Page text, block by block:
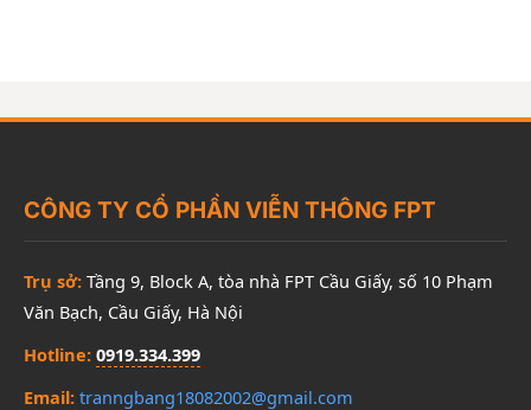
CÔNG TY CỔ PHẦN VIỄN THÔNG FPT
Trụ sở: Tầng 9, Block A, tòa nhà FPT Cầu Giấy, số 10 Phạm
Văn Bạch, Cầu Giấy, Hà Nội
Hotline: 0919.334.399
Email: tranngbang18082002@gmail.com